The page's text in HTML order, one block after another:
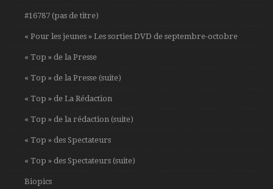
#16787 (pas de titre)
« Pour les jeunes » Les sorties DVD de septembre-octobre
« Top » de la Presse
« Top » de la Presse (suite)
« Top » de La Rédaction
« Top » de la rédaction (suite)
« Top » des Spectateurs
« Top » des Spectateurs (suite)
Biopics